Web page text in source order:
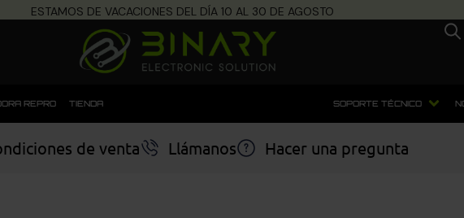
ESTAMOS DE VACACIONES DEL DÍA 10 AL 30 DE AGOSTO
REPRO TIENDA SOPORTE TÉCNICO
de venta Llámanos Hacer una pregunta